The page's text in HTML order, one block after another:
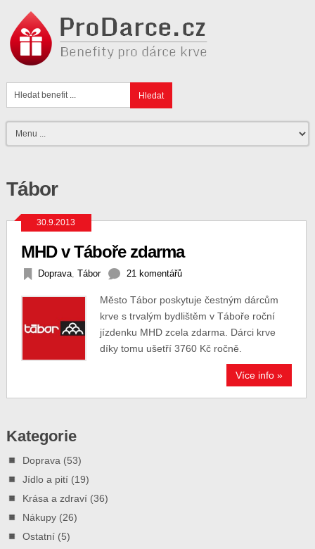
Tábor
30.9.2013
MHD v Táboře zdarma
Doprava, Tábor 21 komentářů
Město Tábor poskytuje čestným dárcům
krve s trvalým bydlištěm v Táboře roční
jízdenku MHD zcela zdarma. Dárci krve
díky tomu ušetří 3760 Kč ročně.
Více info »
Kategorie
Doprava (53)
Jídlo a pití(19)
Krása a zdraví(36)
Nákupy(26)
Ostatní(5)